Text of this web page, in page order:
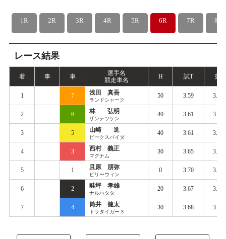
1R 2R 3R 4R 5R 6R 7R 8R
レース結果
着 事 車
選手名
競走車名
H 試T 競
1 7 浅田 真吾
ランドシャーク
50 3.59 3.648
2 6 林 弘明
ザンテツケン
40 3.61 3.678
3 5 山崎 進
ピークスパイダ
40 3.61 3.688
4 3 西村 義正
マグナム
30 3.65 3.732
5 1 且原 朋弥
ビリーウィン
0 3.70 3.781
6 2 畦坪 孝雄
ナルハタタ
20 3.67 3.766
7 4 筒井 健太
トラタイガー３
30 3.68 3.802